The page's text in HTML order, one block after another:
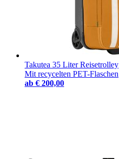
Takutea 35 Liter Reisetrolley
Mit recycelten PET-Flaschen
ab € 200,00